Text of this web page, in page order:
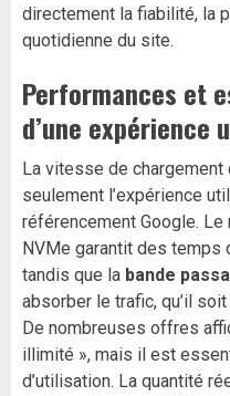
directement la fiabilité, la
quotidienne du site.
Performances et
d’une
La vitesse de
seulement l’expérience
référencement Google.
NVMe garantit des temps
tandis que la bande
absorber le trafic, qu’il
De nombreuses offres
illimité », mais il est
d’utilisation. La quantité